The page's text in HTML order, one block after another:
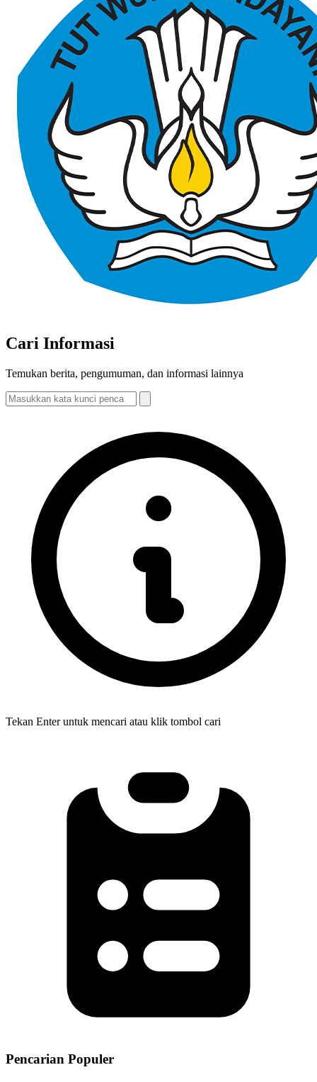
Cari Informasi
Temukan berita, pengumuman, dan informasi lainnya
Tekan Enter untuk mencari atau klik tombol cari
Pencarian Populer